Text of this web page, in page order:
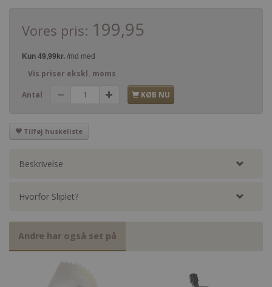
Vores pris: 199,95
Vis priser ekskl. moms
Antal KØB NU
Tilføj huskeliste
Beskrivelse
Hvorfor Sliplet?
Andre har også set på